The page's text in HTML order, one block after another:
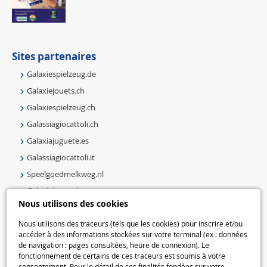
Nous utilisons des cookies
Nous utilisons des traceurs (tels que les cookies) pour inscrire et/ou
accéder à des informations stockées sur votre terminal (ex : données
de navigation : pages consultées, heure de connexion). Le
fonctionnement de certains de ces traceurs est soumis à votre
Sites partenaires
Galaxiespielzeug.de
Galaxiejouets.ch
Galaxiespielzeug.ch
Galassiagiocattoli.ch
Galaxiajuguete.es
Galassiagiocattoli.it
Speelgoedmelkweg.nl
Galaxiejouets.be
Galaxiespielzeug.be
Speelgoedmelkweg.be
Macway.com